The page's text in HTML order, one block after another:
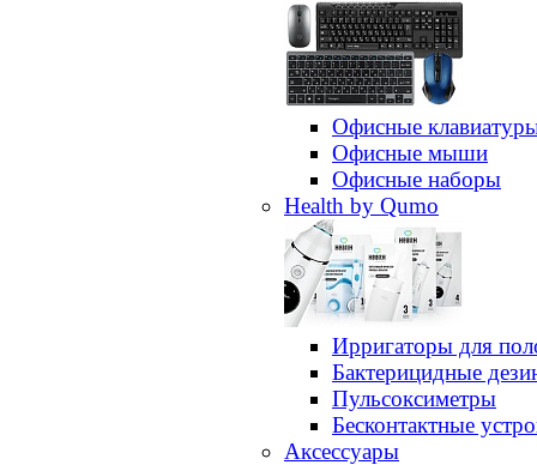
Офисные
Офисные мыши
Офисные наборы
Health by Qumo
Ирригаторы для
Бактерицидные
Пульсоксиметры
Бесконтактные
Аксессуары